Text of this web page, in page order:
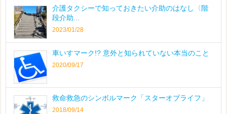
介護タクシーで知っておきたい介助のはなし〈階
段介助...
2023/01/28
車いすマーク!? 意外と知られていない本当のこと
2020/09/17
救命救急のシンボルマーク「スターオブライフ」
2018/09/14